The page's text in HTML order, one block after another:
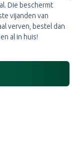
Die beschermt
vijanden van
verven, bestel dan
al in huis!